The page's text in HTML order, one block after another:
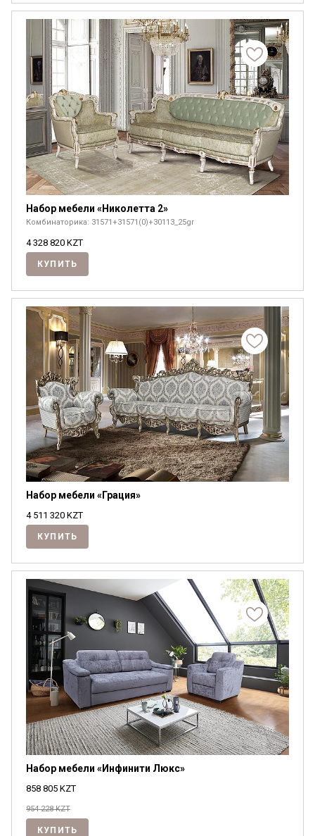
Набор мебели «Николетта 2»
Комбинаторика: 31571+31571(0)+30113_25gr
4 328 820 KZT
КУПИТЬ
Набор мебели «Грация»
4 511 320 KZT
КУПИТЬ
Набор мебели «Инфинити Люкс»
954 228 KZT
858 805 KZT
КУПИТЬ